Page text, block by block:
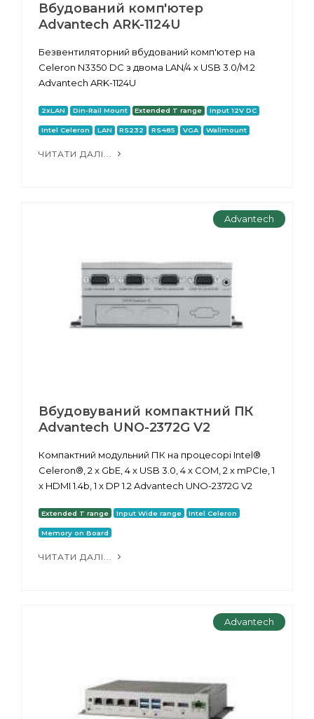
Вбудований комп'ютер
Advantech ARK-1124U
Безвентиляторний вбудований комп'ютер на
Celeron N3350 DC з двома LAN/4 х USB 3.0/M.2
Advantech ARK-1124U
2xLAN Din-Rail Mount Extended T range Input 12V DC
Intel Celeron LAN RS232 RS485 VGA Wallmount
ЧИТАТИ ДАЛІ...
Advantech
Вбудовуваний компактний ПК
Advantech UNO-2372G V2
Компактний модульний ПК на процесорі Intel®
Celeron®, 2 x GbE, 4 x USB 3.0, 4 x COM, 2 x mPCIe, 1
x HDMI 1.4b, 1 x DP 1.2 Advantech UNO-2372G V2
Extended T range Input Wide range Intel Celeron
Memory on Board
ЧИТАТИ ДАЛІ...
Advantech